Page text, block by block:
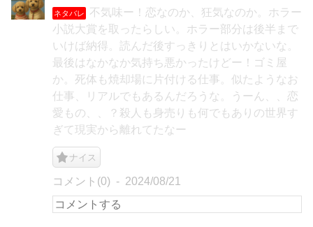
ネタバレ
不気味ー！恋なのか、狂気なのか。ホラー
小説大賞を取ったらしい。ホラー部分は後半まで
いけば納得。読んだ後すっきりとはいかないな。
最後はなかなか気持ち悪かったけどー！ゴミ屋
か。死体も焼却場に片付ける仕事。似たようなお
仕事、リアルでもあるんだろうな。うーん、、恋
愛もの、、？殺人も身売りも何でもありの世界す
ぎて現実から離れてたなー
ナイス
コメント(0) 2024/08/21